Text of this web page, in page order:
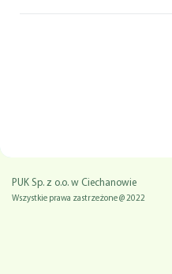
PUK Sp. z o.o. w Ciechanowie
Wszystkie prawa zastrzeżone @ 2022